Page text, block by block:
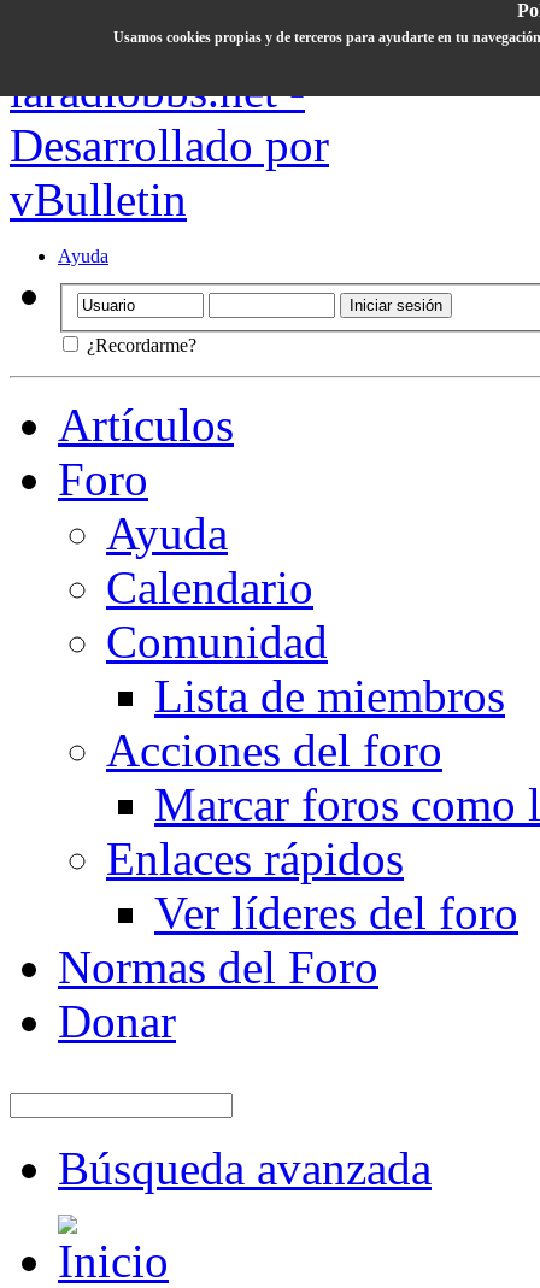
Ayuda
¿Recordarme?
Usamos cookies propias y de terceros para ayudarte en tu
Artículos
Foro
Ayuda
Calendario
Comunidad
Lista de miembros
Acciones del foro
Marcar foros como
Enlaces rápidos
Ver líderes del foro
Normas del Foro
Donar
Búsqueda avanzada